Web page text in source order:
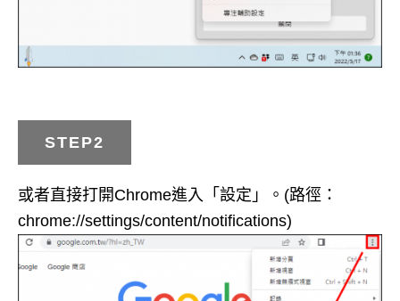
STEP2
或者直接打開Chrome進入「設定」。(路徑：
chrome://settings/content/notifications)